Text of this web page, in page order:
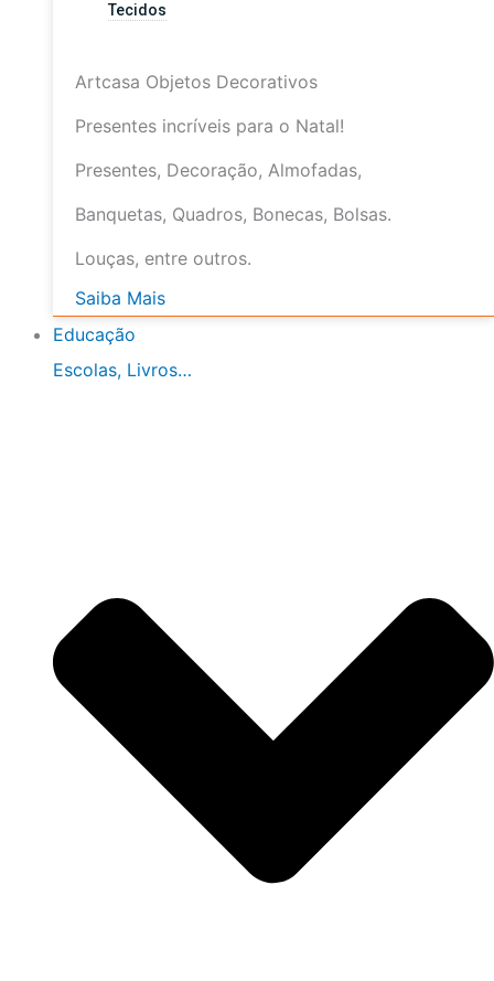
Tecidos
Artcasa Objetos Decorativos
Presentes incríveis para o Natal!
Presentes, Decoração, Almofadas,
Banquetas, Quadros, Bonecas, Bolsas.
Louças, entre outros.
Saiba Mais
Educação
Escolas, Livros…